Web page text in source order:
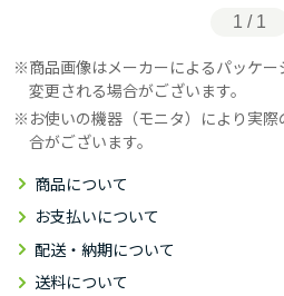
1 / 1
商品画像はメーカーによるパッケ
変更される場合がございます。
お使いの機器（モニタ）により実
合がございます。
商品について
お支払いについて
配送・納期について
送料について